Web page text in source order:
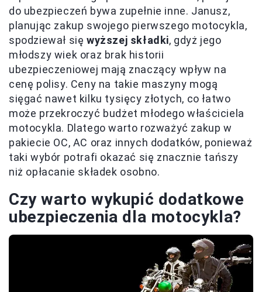
do ubezpieczeń bywa zupełnie inne. Janusz,
planując zakup swojego pierwszego motocykla,
spodziewał się wyższej składki, gdyż jego
młodszy wiek oraz brak historii
ubezpieczeniowej mają znaczący wpływ na
cenę polisy. Ceny na takie maszyny mogą
sięgać nawet kilku tysięcy złotych, co łatwo
może przekroczyć budżet młodego właściciela
motocykla. Dlatego warto rozważyć zakup w
pakiecie OC, AC oraz innych dodatków, ponieważ
taki wybór potrafi okazać się znacznie tańszy
niż opłacanie składek osobno.
Czy warto wykupić dodatkowe
ubezpieczenia dla motocykla?